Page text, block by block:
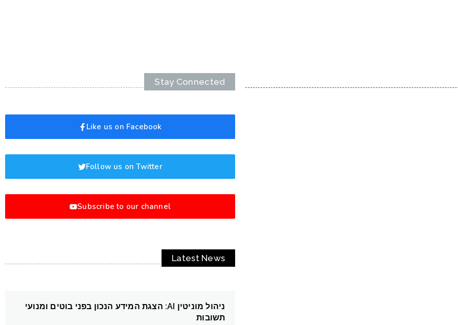
Stay Connected
Like us on Facebook
Follow us on Twitter
Subscribe to our channel
Latest News
ניהול מוניטין AI: הצגת המידע הנכון בפני בוטים ומנועי
תשובות